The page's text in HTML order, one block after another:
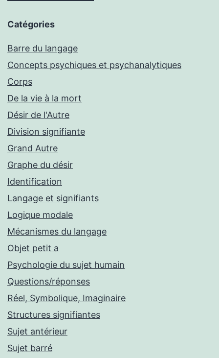
Catégories
Barre du langage
Concepts psychiques et psychanalytiques
Corps
De la vie à la mort
Désir de l'Autre
Division signifiante
Grand Autre
Graphe du désir
Identification
Langage et signifiants
Logique modale
Mécanismes du langage
Objet petit a
Psychologie du sujet humain
Questions/réponses
Réel, Symbolique, Imaginaire
Structures signifiantes
Sujet antérieur
Sujet barré